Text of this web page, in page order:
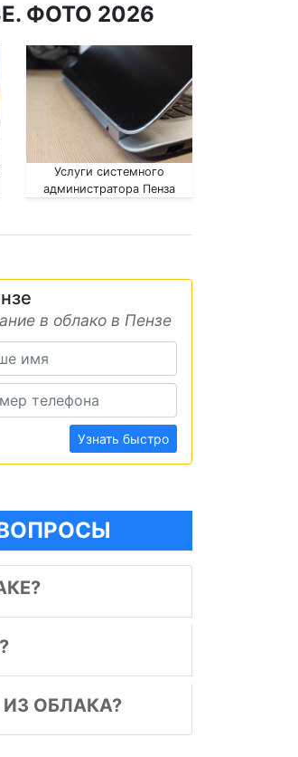
ФОТО 2026
Услуги системного
администратора Пенза
в облако в Пензе
Узнать быстро
ОБЛАКА?